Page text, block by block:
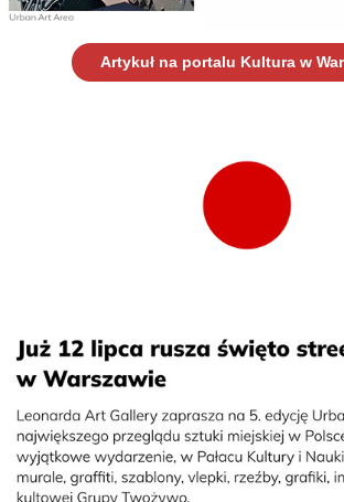
Artykuł na portalu Kultura w